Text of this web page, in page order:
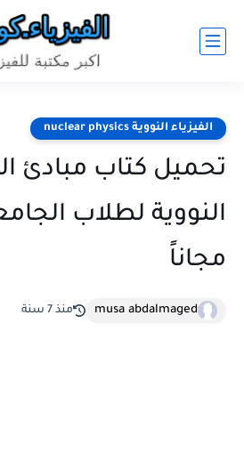
الفيزياء النووية nuclear physics
تحميل كتاب مبادئ
مجاناً
musa abdalmaged منذ 7 سنة